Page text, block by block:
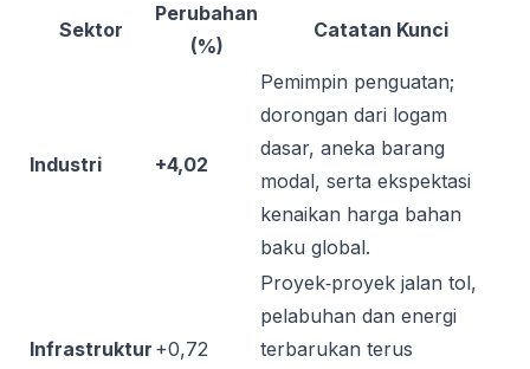
Sektor
Perubahan
(%)
Catatan Kunci
Industri +4,02
Pemimpin penguatan;
dorongan dari logam
dasar, aneka barang
modal, serta ekspektasi
kenaikan harga bahan
baku global.
Infrastruktur +0,72
Proyek‑proyek jalan tol,
pelabuhan dan energi
terbarukan terus